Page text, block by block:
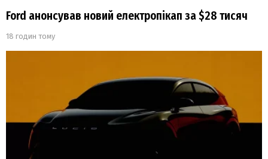
Ford анонсував новий електропікап за $28 тисяч
18 годин тому